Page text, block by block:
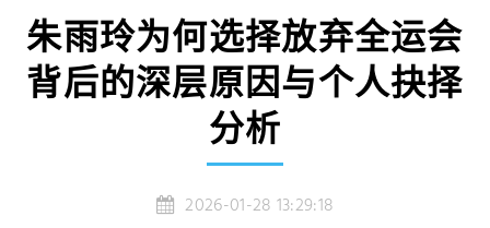
朱雨玲为何选择放弃全运会
背后的深层原因与个人抉择
分析
2026-01-28 13:29:18